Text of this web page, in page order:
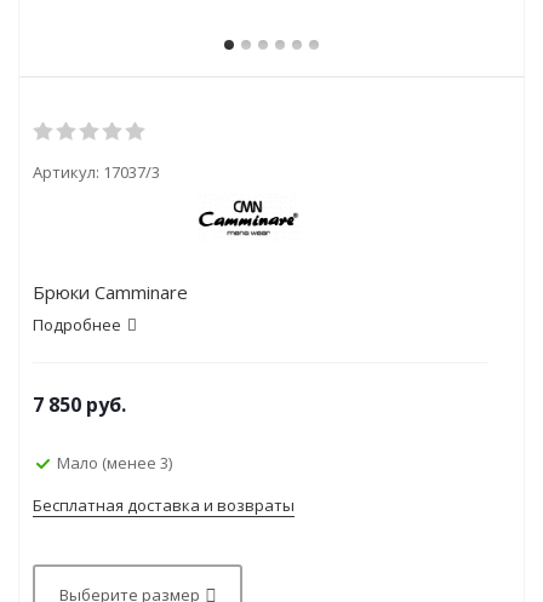
Артикул: 17037/3
Брюки Camminare
Подробнее
7 850 руб.
Мало (менее 3)
Бесплатная доставка и возвраты
Выберите размер